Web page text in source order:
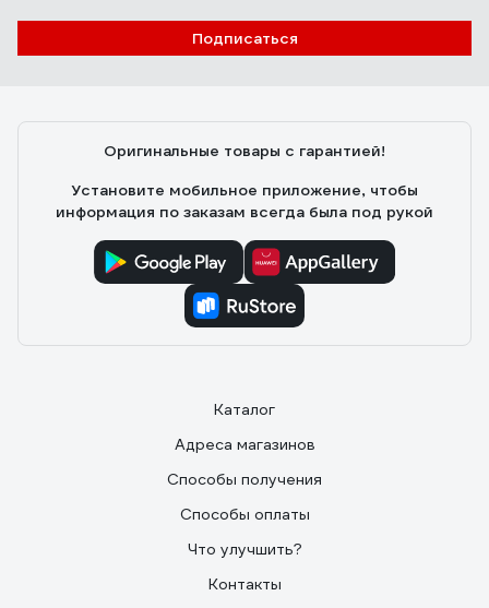
Подписаться
Оригинальные товары с гарантией!
Установите мобильное приложение, чтобы
информация по заказам всегда была под рукой
Каталог
Адреса магазинов
Способы получения
Способы оплаты
Что улучшить?
Контакты